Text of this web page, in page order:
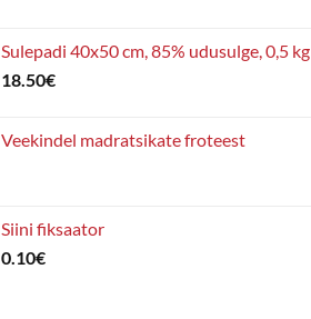
Sulepadi 40x50 cm, 85% udusulge, 0,5 kg
18.50€
Veekindel madratsikate froteest
Siini fiksaator
0.10€